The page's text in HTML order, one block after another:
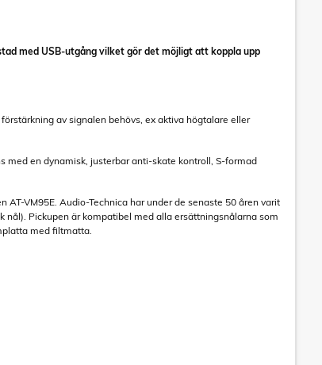
med USB-utgång vilket gör det möjligt att koppla upp
av signalen behövs, ex aktiva högtalare eller
med en dynamisk, justerbar anti-skate kontroll, S-formad
VM95E. Audio-Technica har under de senaste 50 åren varit
nål). Pickupen är kompatibel med alla ersättningsnålarna som
med filtmatta.